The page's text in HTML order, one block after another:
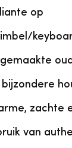
op
zachte
van